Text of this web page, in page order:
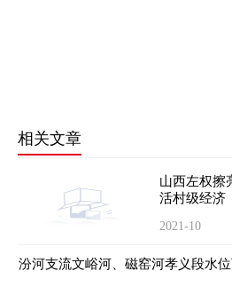
相关文章
山西左权擦
活村级经济
2021-10
汾河支流文峪河、磁窑河孝义段水